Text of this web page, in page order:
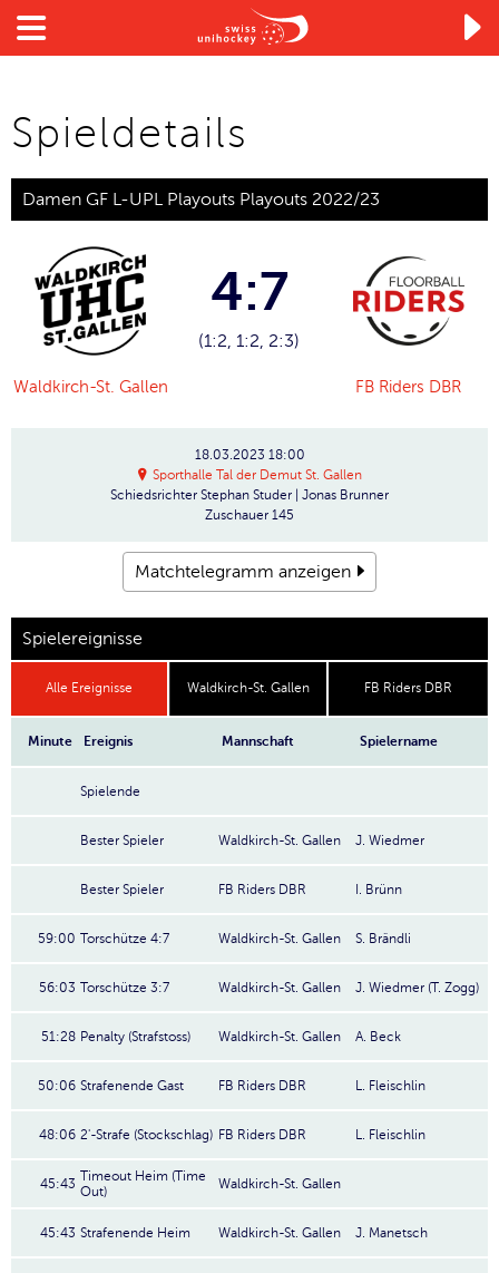

Spieldetails
Damen GF L-UPL Playouts Playouts 2022/23
Waldkirch-St. Gallen
4:7
(1:2, 1:2, 2:3)
FB Riders DBR
18.03.2023 18:00
Sporthalle Tal der Demut St. Gallen
Schiedsrichter Stephan Studer | Jonas Brunner
Zuschauer 145
Matchtelegramm anzeigen
Spielereignisse
Alle Ereignisse Waldkirch-St. Gallen FB Riders DBR
Minute Ereignis Mannschaft Spielername
Spielende
Bester Spieler Waldkirch-St. Gallen J. Wiedmer
Bester Spieler FB Riders DBR I. Brünn
59:00 Torschütze 4:7 Waldkirch-St. Gallen S. Brändli
56:03 Torschütze 3:7 Waldkirch-St. Gallen J. Wiedmer (T. Zogg)
51:28 Penalty (Strafstoss) Waldkirch-St. Gallen A. Beck
50:06 Strafenende Gast FB Riders DBR L. Fleischlin
48:06 2'-Strafe (Stockschlag) FB Riders DBR L. Fleischlin
45:43 Timeout Heim (Time
Out)
Waldkirch-St. Gallen
45:43 Strafenende Heim Waldkirch-St. Gallen J. Manetsch